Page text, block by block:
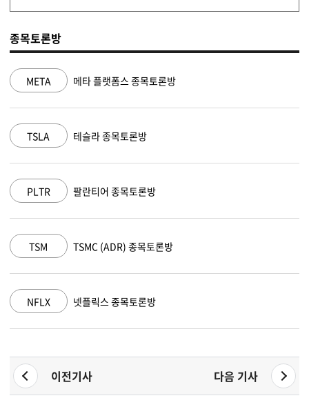
종목토론방
META 메타 플랫폼스 종목토론방
TSLA 테슬라 종목토론방
PLTR 팔란티어 종목토론방
TSM TSMC (ADR) 종목토론방
NFLX 넷플릭스 종목토론방
이전기사 다음 기사